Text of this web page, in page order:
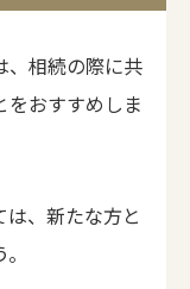
、相続の際に共
をおすすめしま
、新たな方と